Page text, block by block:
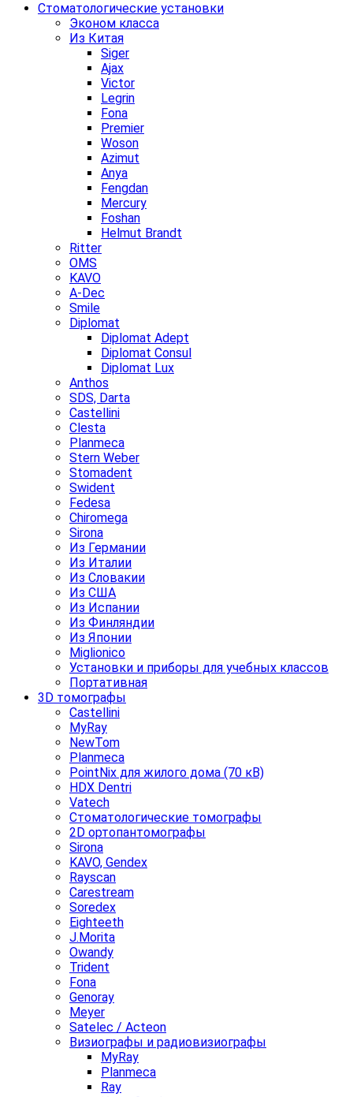
Стоматологические установки
Эконом класса
Из Китая
Siger
Ajax
Victor
Legrin
Fona
Premier
Woson
Azimut
Anya
Fengdan
Mercury
Foshan
Helmut Brandt
Ritter
OMS
KAVO
A-Dec
Smile
Diplomat
Diplomat Adept
Diplomat Consul
Diplomat Lux
Anthos
SDS, Darta
Castellini
Clesta
Planmeca
Stern Weber
Stomadent
Swident
Fedesa
Chiromega
Sirona
Из Германии
Из Италии
Из Словакии
Из США
Из Испании
Из Финляндии
Из Японии
Miglionico
Установки и приборы для учебных классов
Портативная
3D томографы
Castellini
MyRay
NewTom
Planmeca
PointNix для жилого дома (70 кВ)
HDX Dentri
Vatech
Стоматологические томографы
2D ортопантомографы
Sirona
KAVO, Gendex
Rayscan
Carestream
Soredex
Eighteeth
J.Morita
Owandy
Trident
Fona
Genoray
Meyer
Satelec / Acteon
Визиографы и радиовизиографы
MyRay
Planmeca
Ray